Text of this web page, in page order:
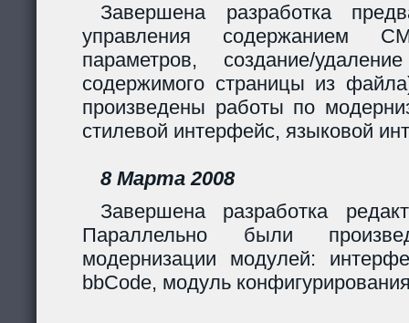
Завершена разработка
управления содержанием
параметров, создание/
содержимого страницы из
произведены работы по
стилевой интерфейс, языковой
8 Марта 2008
Завершена разработка
Параллельно были
модернизации модулей:
bbCode, модуль